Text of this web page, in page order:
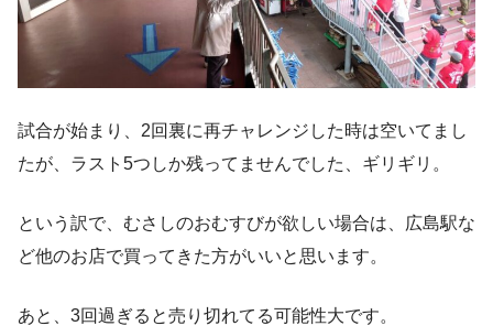
試合が始まり、2回裏に再チャレンジした時は空いてまし
たが、ラスト5つしか残ってませんでした、ギリギリ。
という訳で、むさしのおむすびが欲しい場合は、広島駅な
ど他のお店で買ってきた方がいいと思います。
あと、3回過ぎると売り切れてる可能性大です。